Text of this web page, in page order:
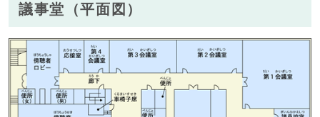
議事堂（平面図）